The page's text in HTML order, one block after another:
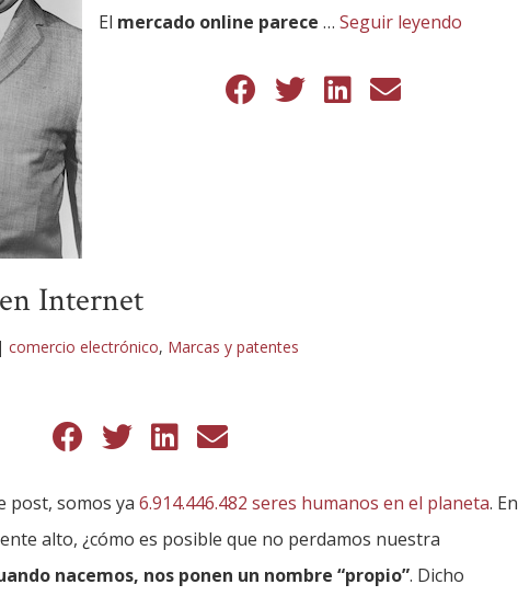
El mercado online parece…Seguir leyendo
Internet
|comercio electrónico, Marcas y patentes
post, somos ya6.914.446.482 seres humanos en el planeta. En
alto, ¿cómo es posible que no perdamos nuestra
nacemos, nos ponen un nombre “propio”. Dicho